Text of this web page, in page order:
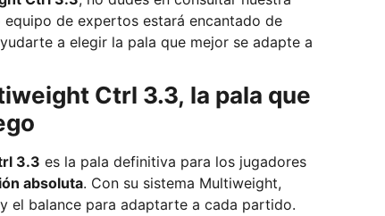
equipo de expertos estará encantado de
a elegir la pala que mejor se adapte a
Ctrl 3.3, la pala que
3.3 es la pala definitiva para los jugadores
absoluta. Con su sistema Multiweight,
el balance para adaptarte a cada partido.